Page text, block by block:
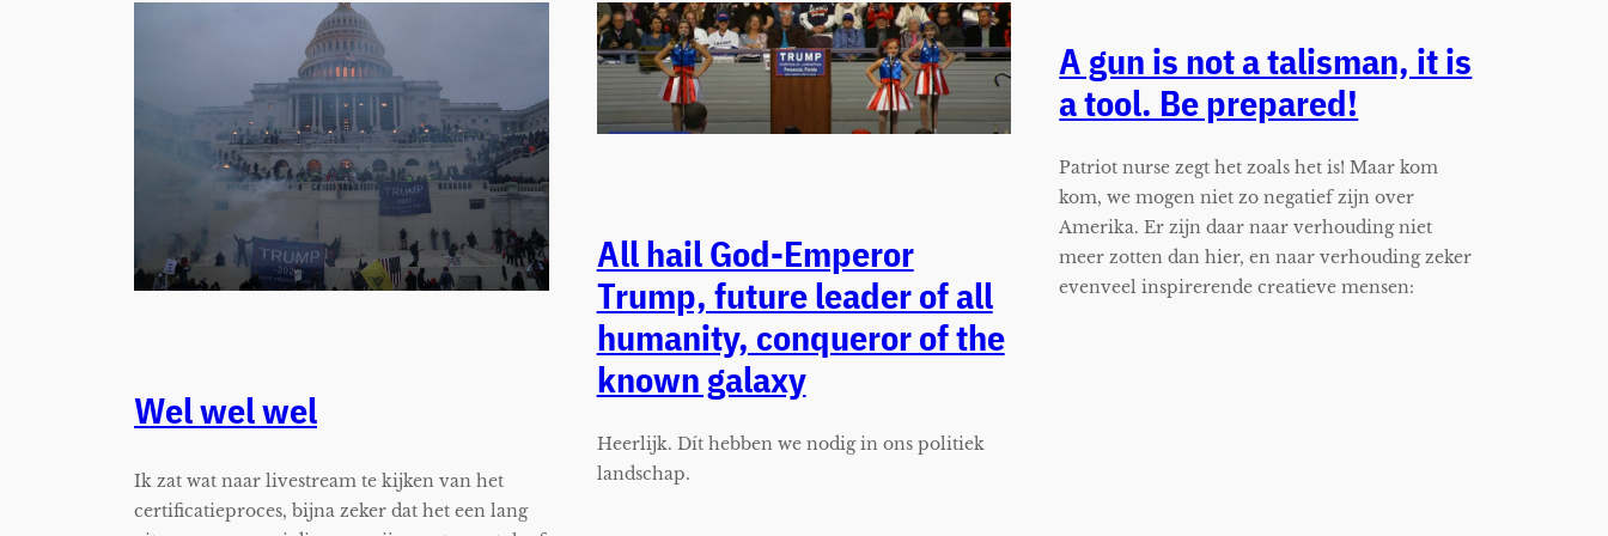
Wel wel wel
Ik zat wat naar livestream te kijken van het
certificatieproces, bijna zeker dat het een lang
All hail God-Emperor
Trump, future leader of all
humanity, conqueror of the
known galaxy
Heerlijk. Dít hebben we nodig in ons politiek
landschap.
A gun is not a talisman, it is
a tool. Be prepared!
Patriot nurse zegt het zoals het is! Maar kom
kom, we mogen niet zo negatief zijn over
Amerika. Er zijn daar naar verhouding niet
meer zotten dan hier, en naar verhouding zeker
evenveel inspirerende creatieve mensen: